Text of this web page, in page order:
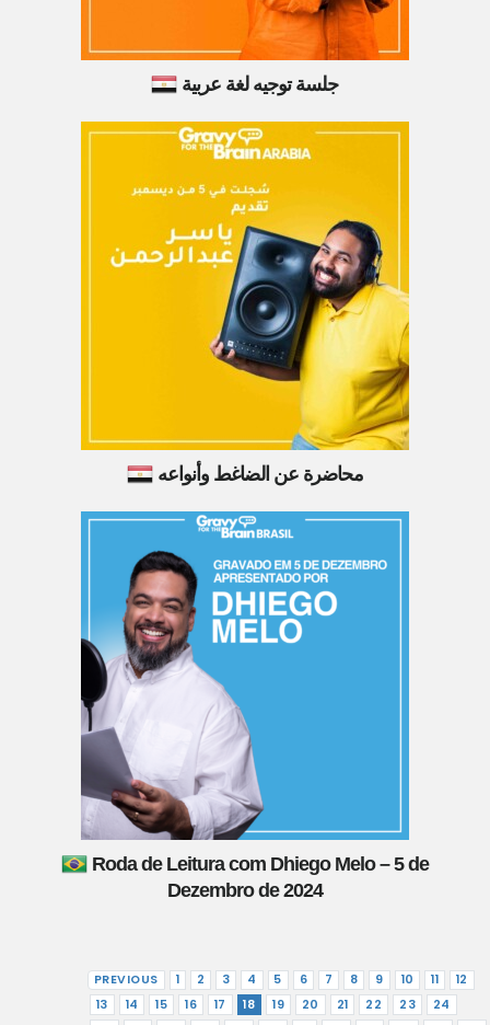
جلسة توجيه لغة عربية
محاضرة عن الضاغط وأنواعه
Roda de Leitura com Dhiego Melo – 5 de
Dezembro de 2024
PREVIOUS 1 2 3 4 5 6 7 8 9 10 11
12
13
14 15 16 17 18 19 20 21 22 23
24